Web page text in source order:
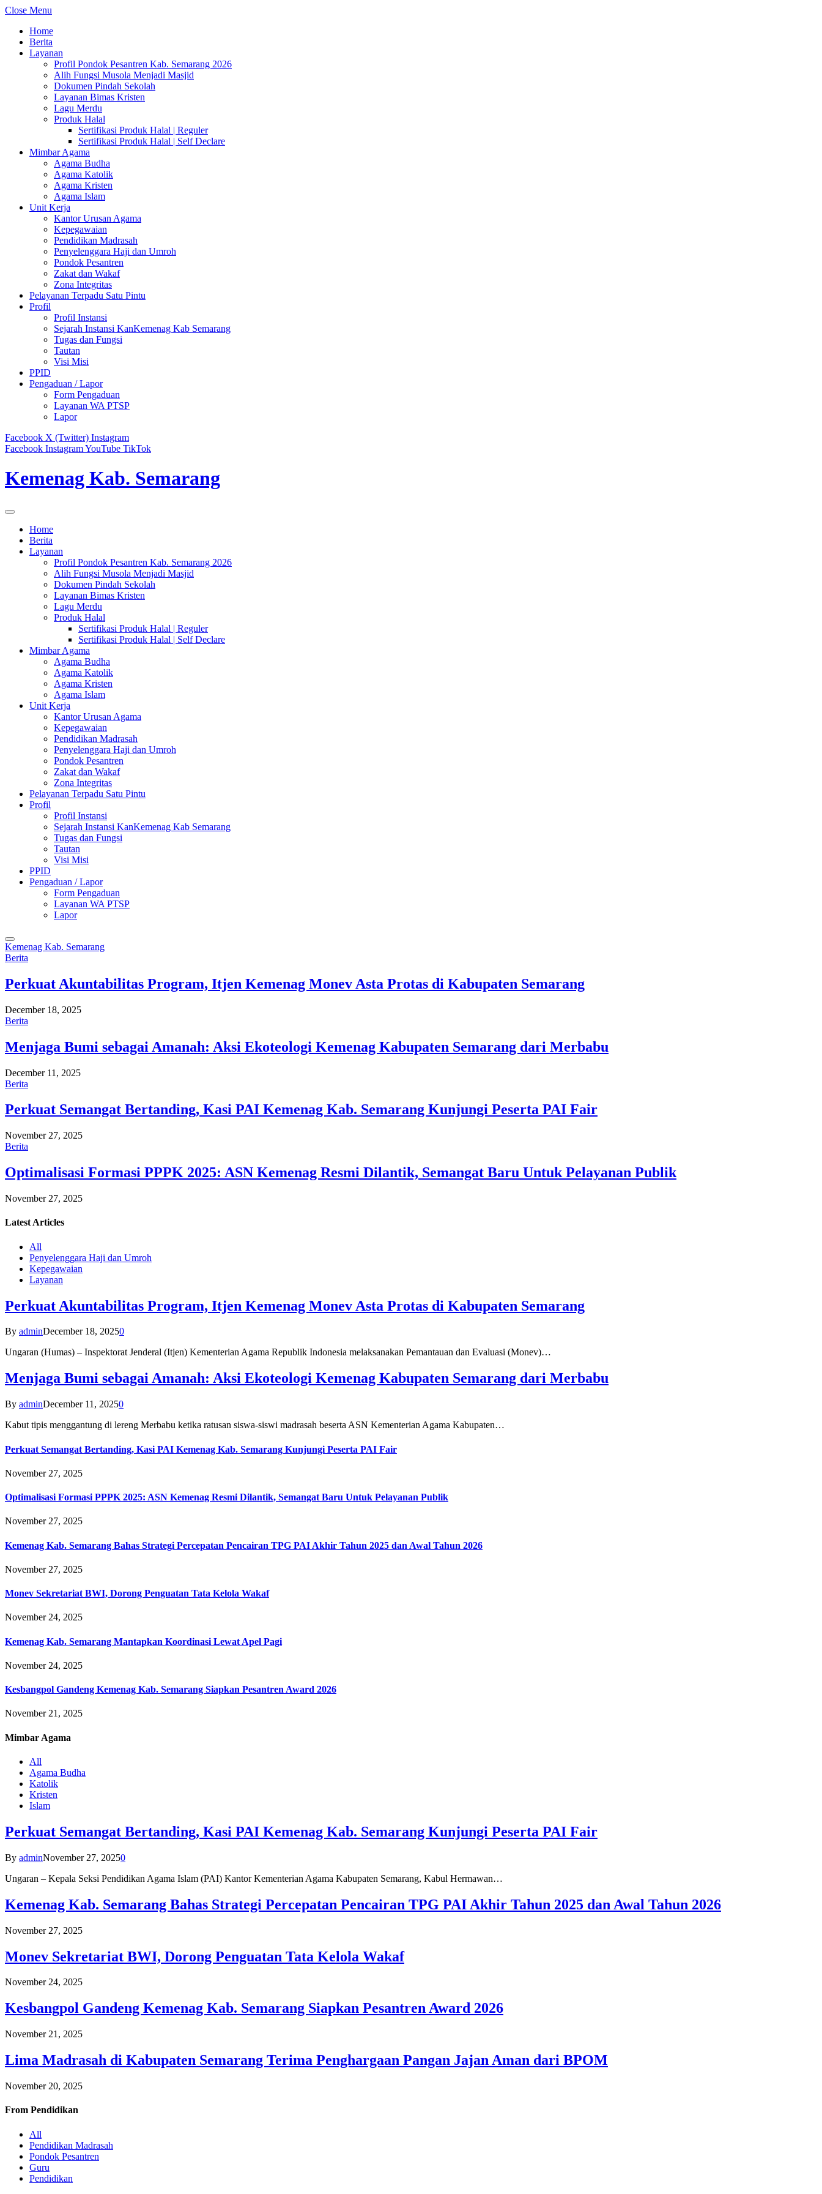
Close Menu
Home
Berita
Layanan
Profil Pondok Pesantren Kab. Semarang 2026
Alih Fungsi Musola Menjadi Masjid
Dokumen Pindah Sekolah
Layanan Bimas Kristen
Lagu Merdu
Produk Halal
Sertifikasi Produk Halal | Reguler
Sertifikasi Produk Halal | Self Declare
Mimbar Agama
Agama Budha
Agama Katolik
Agama Kristen
Agama Islam
Unit Kerja
Kantor Urusan Agama
Kepegawaian
Pendidikan Madrasah
Penyelenggara Haji dan Umroh
Pondok Pesantren
Zakat dan Wakaf
Zona Integritas
Pelayanan Terpadu Satu Pintu
Profil
Profil Instansi
Sejarah Instansi KanKemenag Kab Semarang
Tugas dan Fungsi
Tautan
Visi Misi
PPID
Pengaduan / Lapor
Form Pengaduan
Layanan WA PTSP
Lapor
Facebook X (Twitter) Instagram
Facebook InstagramYouTube TikTok
Kemenag Kab. Semarang
Home
Berita
Layanan
Profil Pondok Pesantren Kab. Semarang 2026
Alih Fungsi Musola Menjadi Masjid
Dokumen Pindah Sekolah
Layanan Bimas Kristen
Lagu Merdu
Produk Halal
Sertifikasi Produk Halal | Reguler
Sertifikasi Produk Halal | Self Declare
Mimbar Agama
Agama Budha
Agama Katolik
Agama Kristen
Agama Islam
Unit Kerja
Kantor Urusan Agama
Kepegawaian
Pendidikan Madrasah
Penyelenggara Haji dan Umroh
Pondok Pesantren
Zakat dan Wakaf
Zona Integritas
Pelayanan Terpadu Satu Pintu
Profil
Profil Instansi
Sejarah Instansi KanKemenag Kab Semarang
Tugas dan Fungsi
Tautan
Visi Misi
PPID
Pengaduan / Lapor
Form Pengaduan
Layanan WA PTSP
Lapor
Kemenag Kab. Semarang
Berita
Perkuat Akuntabilitas Program, Itjen Kemenag Monev Asta Protas di Kabupaten Semarang
December 18, 2025
Berita
Menjaga Bumi sebagai Amanah: Aksi Ekoteologi Kemenag Kabupaten Semarang dari Merbabu
December 11, 2025
Berita
Perkuat Semangat Bertanding, Kasi PAI Kemenag Kab. Semarang Kunjungi Peserta PAI Fair
November 27, 2025
Berita
Optimalisasi Formasi PPPK 2025: ASN Kemenag Resmi Dilantik, Semangat Baru Untuk Pelayanan Publik
November 27, 2025
Latest Articles
All
Penyelenggara Haji dan Umroh
Kepegawaian
Layanan
Perkuat Akuntabilitas Program, Itjen Kemenag Monev Asta Protas di Kabupaten Semarang
By adminDecember 18, 20250
Ungaran (Humas) – Inspektorat Jenderal (Itjen) Kementerian Agama Republik Indonesia melaksanakan Pemantauan dan Evaluasi (Monev)…
Menjaga Bumi sebagai Amanah: Aksi Ekoteologi Kemenag Kabupaten Semarang dari Merbabu
By adminDecember 11, 20250
Kabut tipis menggantung di lereng Merbabu ketika ratusan siswa-siswi madrasah beserta ASN Kementerian Agama Kabupaten…
Perkuat Semangat Bertanding, Kasi PAI Kemenag Kab. Semarang Kunjungi Peserta PAI Fair
November 27, 2025
Optimalisasi Formasi PPPK 2025: ASN Kemenag Resmi Dilantik, Semangat Baru Untuk Pelayanan Publik
November 27, 2025
Kemenag Kab. Semarang Bahas Strategi Percepatan Pencairan TPG PAI Akhir Tahun 2025 dan Awal Tahun 2026
November 27, 2025
Monev Sekretariat BWI, Dorong Penguatan Tata Kelola Wakaf
November 24, 2025
Kemenag Kab. Semarang Mantapkan Koordinasi Lewat Apel Pagi
November 24, 2025
Kesbangpol Gandeng Kemenag Kab. Semarang Siapkan Pesantren Award 2026
November 21, 2025
Mimbar Agama
All
Agama Budha
Katolik
Kristen
Islam
Perkuat Semangat Bertanding, Kasi PAI Kemenag Kab. Semarang Kunjungi Peserta PAI Fair
By adminNovember 27, 20250
Ungaran – Kepala Seksi Pendidikan Agama Islam (PAI) Kantor Kementerian Agama Kabupaten Semarang, Kabul Hermawan…
Kemenag Kab. Semarang Bahas Strategi Percepatan Pencairan TPG PAI Akhir Tahun 2025 dan Awal Tahun 2026
November 27, 2025
Monev Sekretariat BWI, Dorong Penguatan Tata Kelola Wakaf
November 24, 2025
Kesbangpol Gandeng Kemenag Kab. Semarang Siapkan Pesantren Award 2026
November 21, 2025
Lima Madrasah di Kabupaten Semarang Terima Penghargaan Pangan Jajan Aman dari BPOM
November 20, 2025
From Pendidikan
All
Pendidikan Madrasah
Pondok Pesantren
Guru
Pendidikan